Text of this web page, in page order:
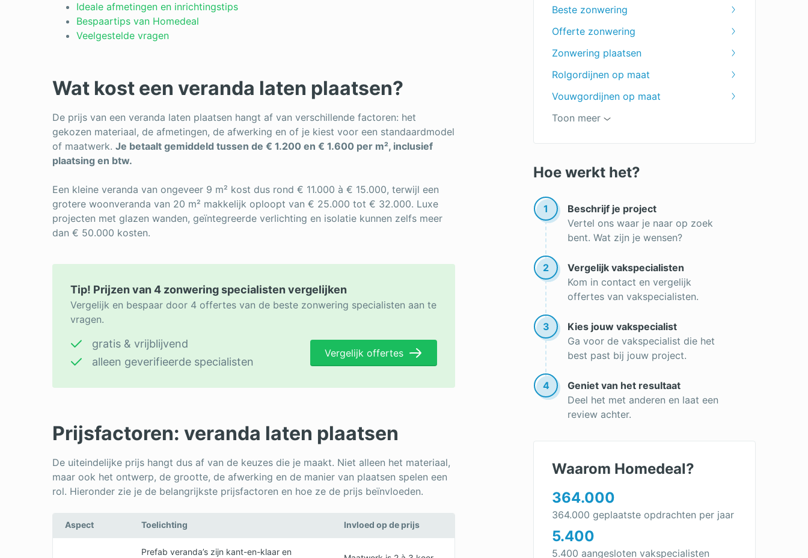
Ideale afmetingen en inrichtingstips
Bespaartips van Homedeal
Veelgestelde vragen
Wat kost een veranda laten plaatsen?
De prijs van een veranda laten plaatsen hangt af van verschillende factoren: het
gekozen materiaal, de afmetingen, de afwerking en of je kiest voor een standaardmodel
of maatwerk. Je betaalt gemiddeld tussen de € 1.200 en € 1.600 per m², inclusief
plaatsing en btw.
Een kleine veranda van ongeveer 9 m² kost dus rond € 11.000 à € 15.000, terwijl een
grotere woonveranda van 20 m² makkelijk oploopt van € 25.000 tot € 32.000. Luxe
projecten met glazen wanden, geïntegreerde verlichting en isolatie kunnen zelfs meer
dan € 50.000 kosten.
Tip! Prijzen van 4 zonwering specialisten vergelijken
Vergelijk en bespaar door 4 offertes van de beste zonwering specialisten aan te
vragen.
gratis & vrijblijvend
alleen geverifieerde specialisten
Vergelijk offertes
Prijsfactoren: veranda laten plaatsen
De uiteindelijke prijs hangt dus af van de keuzes die je maakt. Niet alleen het materiaal,
maar ook het ontwerp, de grootte, de afwerking en de manier van plaatsen spelen een
rol. Hieronder zie je de belangrijkste prijsfactoren en hoe ze de prijs beïnvloeden.
Aspect Toelichting Invloed op de prijs
Prefab veranda’s zijn kant-en-klaar en
Jaloezieën
Shutters voor je raam
Markiezen
Zonwering prijs
Beste zonwering
Offerte zonwering
Zonwering plaatsen
Rolgordijnen op maat
Vouwgordijnen op maat
Lamellen op maat
Toon meer
Hoe werkt het?
1
Beschrijf je project
Vertel ons waar je naar op zoek
bent. Wat zijn je wensen?
2
Vergelijk vakspecialisten
Kom in contact en vergelijk
offertes van vakspecialisten.
3
Kies jouw vakspecialist
Ga voor de vakspecialist die het
best past bij jouw project.
4
Geniet van het resultaat
Deel het met anderen en laat een
review achter.
Waarom Homedeal?
364.000
364.000 geplaatste opdrachten per jaar
5.400
5.400 aangesloten vakspecialisten